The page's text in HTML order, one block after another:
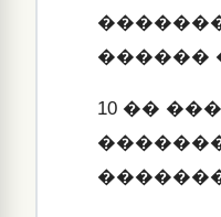
������
10 ��